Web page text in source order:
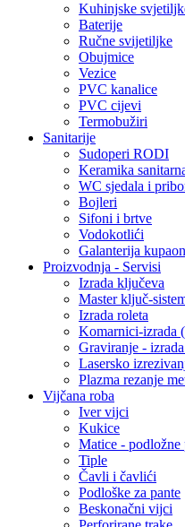
Kuhinjske
Baterije
Ručne svijetiljke
Obujmice
Vezice
PVC kanalice
PVC cijevi
Termobužiri
Sanitarije
Sudoperi RODI
Keramika
WC sjedala i
Bojleri
Sifoni i brtve
Vodokotlići
Galanterija
Proizvodnja - Servisi
Izrada ključeva
Master ključ-
Izrada roleta
Komarnici-izrada
Graviranje -
Lasersko
Plazma rezanje
Vijčana roba
Iver vijci
Kukice
Matice - podložne
Tiple
Čavli i čavlići
Podloške za pante
Beskonačni vijci